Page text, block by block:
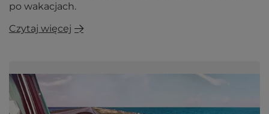
po wakacjach.
Czytaj więcej